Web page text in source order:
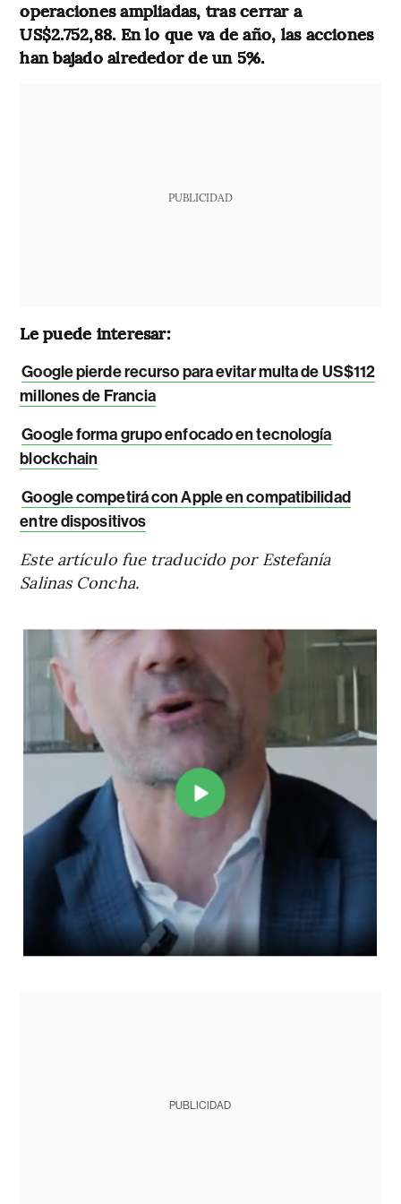
operaciones ampliadas, tras cerrar a
US$2.752,88. En lo que va de año, las acciones
han bajado alrededor de un 5%.
PUBLICIDAD
Le puede interesar:
Google pierde recurso para evitar multa de US$112
millones de Francia
Google forma grupo enfocado en tecnología
blockchain
Google competirá con Apple en compatibilidad
entre dispositivos
Este artículo fue traducido por Estefanía
Salinas Concha.
PUBLICIDAD